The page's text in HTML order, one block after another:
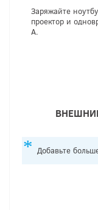
Заряжайте
проектор и
A.
Добавьте